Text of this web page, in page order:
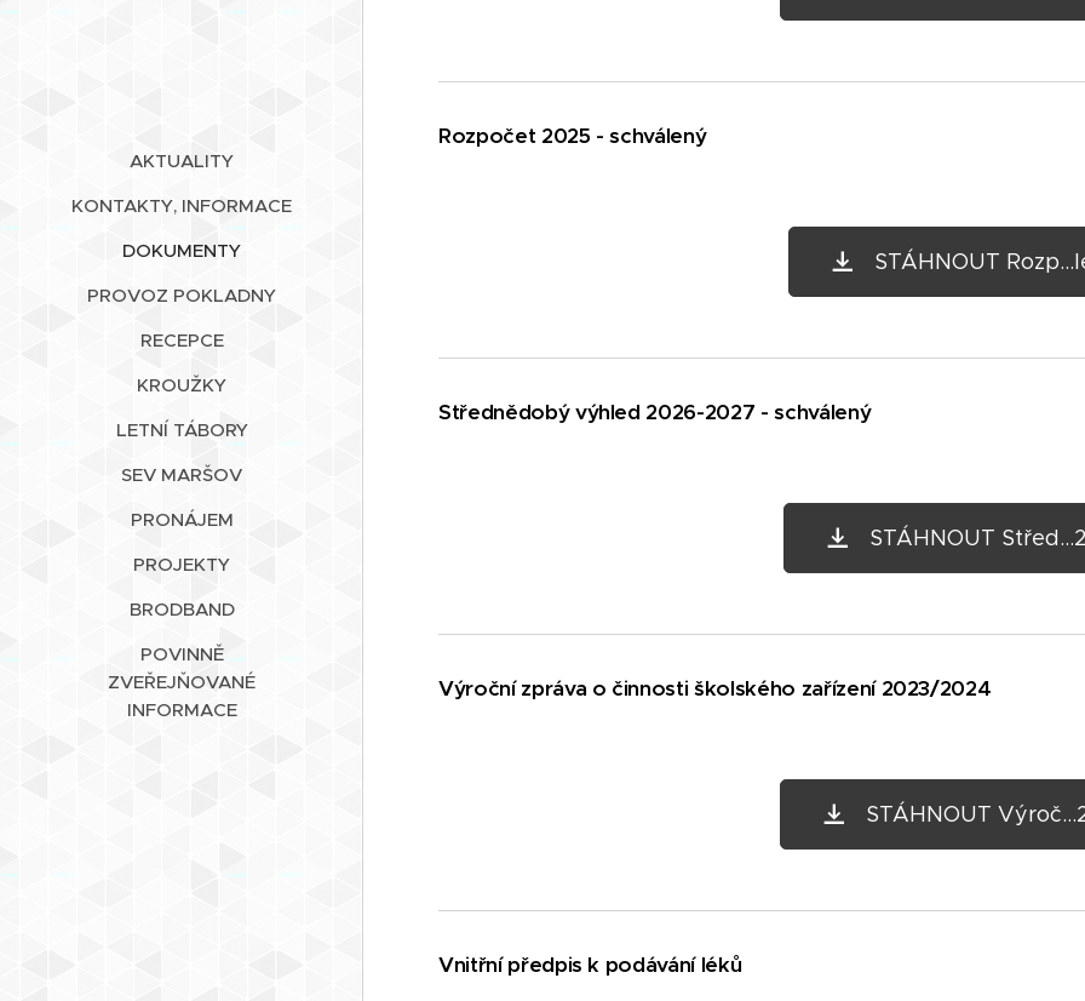
AKTUALITY
KONTAKTY, INFORMACE
DOKUMENTY
PROVOZ POKLADNY
RECEPCE
KROUŽKY
LETNÍ TÁBORY
SEV MARŠOV
PRONÁJEM
PROJEKTY
BRODBAND
POVINNĚ
ZVEŘEJŇOVANÉ
INFORMACE
Rozpočet 2025 - schválený
STÁHNOUT
Střednědobý výhled 2026-2027 - schválený
STÁHNOUT
Výroční zpráva o činnosti školského zařízení 2023/2024
STÁHNOUT
Vnitřní předpis k podávání léků